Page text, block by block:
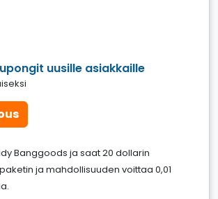
uusille asiakkaille
Banggoods ja saat 20 dollarin
ja mahdollisuuden voittaa 0,01